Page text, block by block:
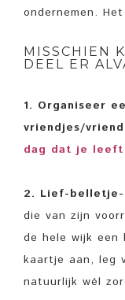
ondernemen.
MISSCHIEN
DEEL ER
1. Organiseer
vriendjes/
dag dat je
2. Lief-
die van zijn
de hele wijk
kaartje aan, leg
natuurlijk wél